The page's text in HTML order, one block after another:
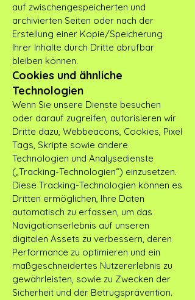
auf zwischengespeicherten und
archivierten Seiten oder nach der
Erstellung einer Kopie/Speicherung
Ihrer Inhalte durch Dritte abrufbar
bleiben können.
Cookies und ähnliche
Technologien
Wenn Sie unsere Dienste besuchen
oder darauf zugreifen, autorisieren wir
Dritte dazu, Webbeacons, Cookies, Pixel
Tags, Skripte sowie andere
Technologien und Analysedienste
(„Tracking-Technologien“) einzusetzen.
Diese Tracking-Technologien können es
Dritten ermöglichen, Ihre Daten
automatisch zu erfassen, um das
Navigationserlebnis auf unseren
digitalen Assets zu verbessern, deren
Performance zu optimieren und ein
maßgeschneidertes Nutzererlebnis zu
gewährleisten, sowie zu Zwecken der
Sicherheit und der Betrugsprävention.